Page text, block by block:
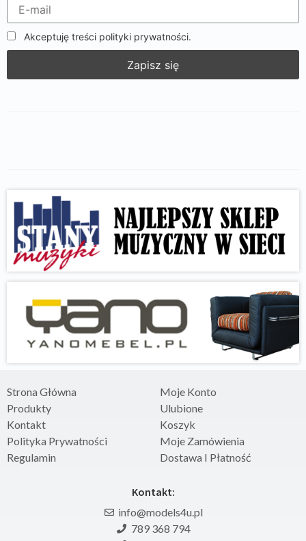
Akceptuję treści polityki prywatności.
Strona Główna
Produkty
Kontakt
Polityka Prywatności
Regulamin
Moje Konto
Ulubione
Koszyk
Moje Zamówienia
Dostawa I Płatność
Kontakt:
info@models4u.pl
789 368 794